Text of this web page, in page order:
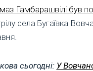
Гамбарашвілі був
села Бугаївка
сьогодні: У